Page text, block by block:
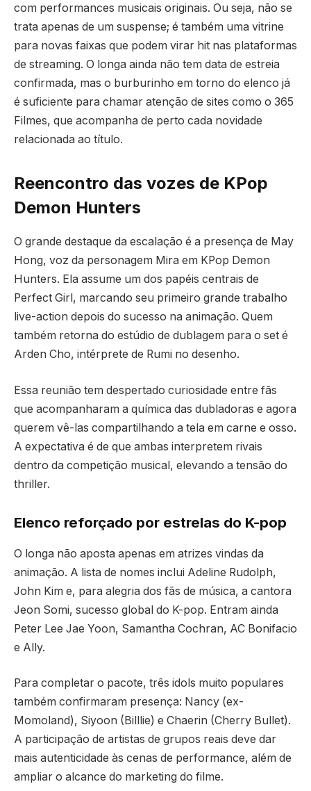
com performances musicais originais. Ou seja, não se
trata apenas de um suspense; é também uma vitrine
para novas faixas que podem virar hit nas plataformas
de streaming. O longa ainda não tem data de estreia
confirmada, mas o burburinho em torno do elenco já
é suficiente para chamar atenção de sites como o 365
Filmes, que acompanha de perto cada novidade
relacionada ao título.
Reencontro das vozes de KPop
Demon Hunters
O grande destaque da escalação é a presença de May
Hong, voz da personagem Mira em KPop Demon
Hunters. Ela assume um dos papéis centrais de
Perfect Girl, marcando seu primeiro grande trabalho
live-action depois do sucesso na animação. Quem
também retorna do estúdio de dublagem para o set é
Arden Cho, intérprete de Rumi no desenho.
Essa reunião tem despertado curiosidade entre fãs
que acompanharam a química das dubladoras e agora
querem vê-las compartilhando a tela em carne e osso.
A expectativa é de que ambas interpretem rivais
dentro da competição musical, elevando a tensão do
thriller.
Elenco reforçado por estrelas do K-pop
O longa não aposta apenas em atrizes vindas da
animação. A lista de nomes inclui Adeline Rudolph,
John Kim e, para alegria dos fãs de música, a cantora
Jeon Somi, sucesso global do K-pop. Entram ainda
Peter Lee Jae Yoon, Samantha Cochran, AC Bonifacio
e Ally.
Para completar o pacote, três idols muito populares
também confirmaram presença: Nancy (ex-
Momoland), Siyoon (Billlie) e Chaerin (Cherry Bullet).
A participação de artistas de grupos reais deve dar
mais autenticidade às cenas de performance, além de
ampliar o alcance do marketing do filme.